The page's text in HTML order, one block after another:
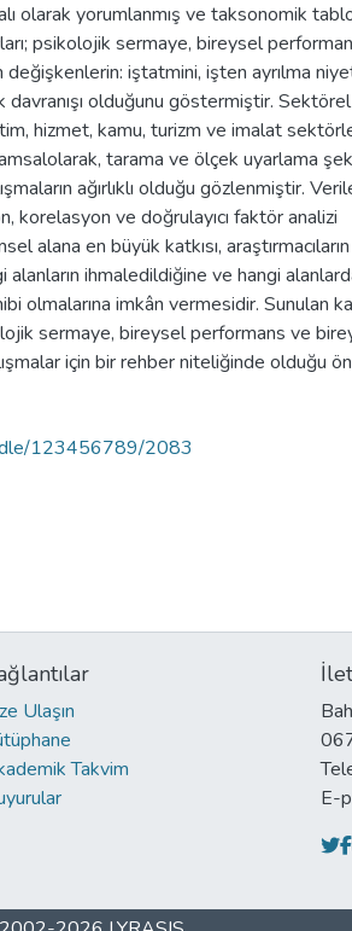
olarak yorumlanmış ve taksonomik
psikolojik sermaye, bireysel
iştatmini, işten ayrılma
olduğunu göstermiştir. Sektörel
hizmet, kamu, turizm ve imalat
tarama ve ölçek uyarlama
ağırlıklı olduğu gözlenmiştir.
korelasyon ve doğrulayıcı faktör analizi
alana en büyük katkısı,
ihmaledildiğine ve hangi
olmalarına imkân vermesidir. Sunulan
sermaye, bireysel performans ve
için bir rehber niteliğinde olduğu
123456789/2083
Ulaşın
Takvim
E-